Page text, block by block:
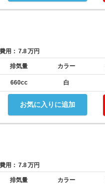
用： 7.8万円
排気量 カラー
660cc 白
お気に入りに追加
用： 7.8万円
排気量 カラー